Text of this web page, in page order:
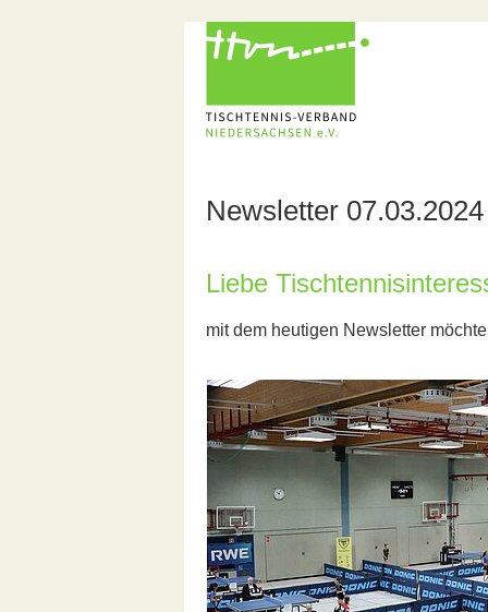
Newsletter 07.03.2024
Liebe
mit dem heutigen Newsletter